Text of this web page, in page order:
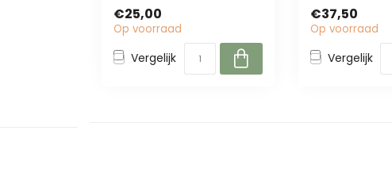
€25,00
Op voorraad
Vergelijk
Freshy. Perfe...
€37,50
Op voorraad
Vergelijk